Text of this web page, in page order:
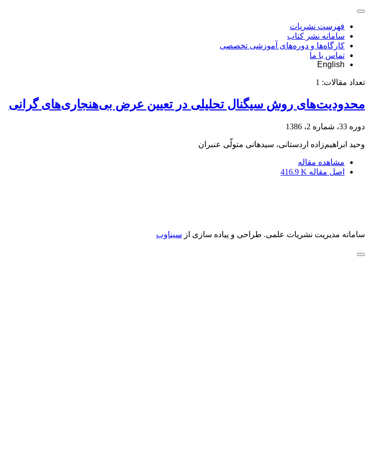
فهرست نشریات
سامانه نشر کتاب
کارگاه‌ها و دوره‌های آموزشی تخصصی
تماس با ما
English
تعداد مقالات: 1
محدودیت‌های روش سیگنال تحلیلی در تعیین عرض بی‌هنجاری‌های گرانی
دوره 33، شماره 2، 1386
وحید ابراهیم‌زاده اردستانی، سیدهانی متولّی عنبران
مشاهده مقاله
اصل مقاله 416.9 K
سامانه مدیریت نشریات علمی. طراحی و پیاده سازی از سیناوب